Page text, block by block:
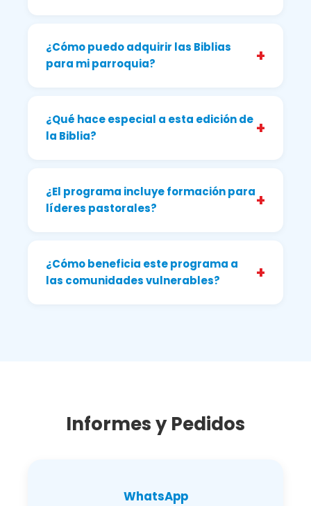
¿Cómo puedo adquirir las Biblias
para mi parroquia?
+
¿Qué hace especial a esta edición de
la Biblia?
+
¿El programa incluye formación para
líderes pastorales?
+
¿Cómo beneficia este programa a
las comunidades vulnerables?
+
Informes y Pedidos
WhatsApp